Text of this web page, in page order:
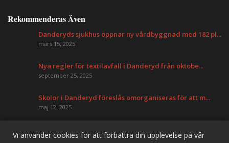
Rekommenderas Även
Danderyds sjukhus öppnar ny vårdbyggnad med 182 pl...
mars 15, 2025
Nya regler för textilavfall i Danderyd från oktobe...
september 25, 2025
Skolor i Danderyd föreslås omorganiseras för att m...
maj 12, 2025
Vi använder cookies för att förbättra din upplevelse på vår